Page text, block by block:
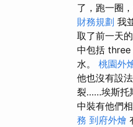
了，跑一圈
財務規劃 我
取了前一天
中包括 three
水。 桃園外
他也沒有設
裂……埃斯托
中裝有他們
務 到府外燴